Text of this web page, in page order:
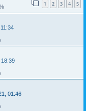
1 2 3 4 5
01:46